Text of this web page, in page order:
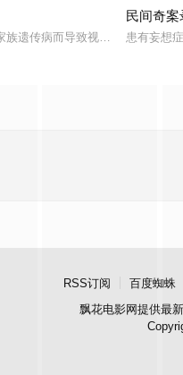
己不要什么：父母享受的中产生
族遗传病而导致视力逐渐丧失的
民间奇案
患有妄想
RSS订阅 百度蜘蛛
飘花电影网提供最